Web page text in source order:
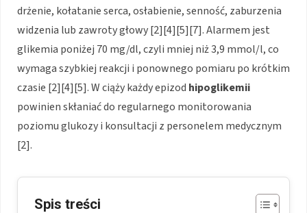
drżenie, kołatanie serca, osłabienie, senność, zaburzenia
widzenia lub zawroty głowy [2][4][5][7]. Alarmem jest
glikemia poniżej 70 mg/dl, czyli mniej niż 3,9 mmol/l, co
wymaga szybkiej reakcji i ponownego pomiaru po krótkim
czasie [2][4][5]. W ciąży każdy epizod hipoglikemii
powinien skłaniać do regularnego monitorowania
poziomu glukozy i konsultacji z personelem medycznym
[2].
Spis treści